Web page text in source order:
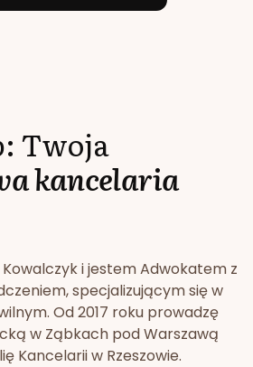
Twoja
kancelaria
Kowalczyk i jestem Adwokatem z
specjalizującym się w
Od 2017 roku prowadzę
w Ząbkach pod Warszawą
Kancelarii w Rzeszowie.